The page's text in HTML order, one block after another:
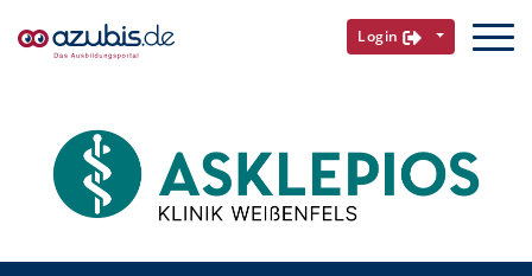
Login